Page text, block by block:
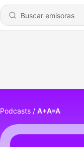
Podcasts A+A=A